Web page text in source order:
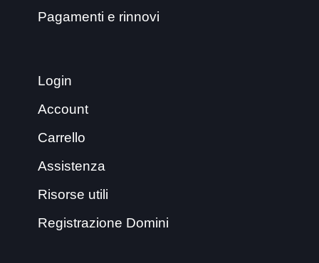
Pagamenti e rinnovi
Login
Account
Carrello
Assistenza
Risorse utili
Registrazione Domini